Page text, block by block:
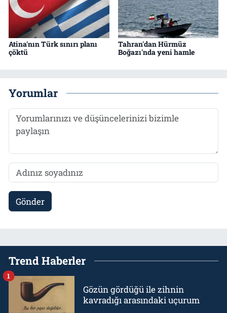
Atina'nın Türk sınırı planı
çöktü
Tahran'dan Hürmüz
Boğazı'nda yeni hamle
Yorumlar
Gönder
Trend Haberler
Gözün gördüğü ile zihnin
kavradığı arasındaki uçurum
1